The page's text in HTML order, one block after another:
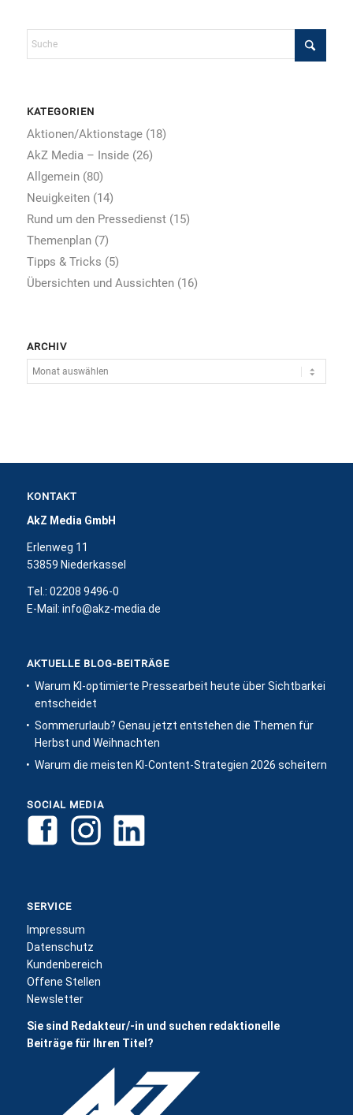
KATEGORIEN
Aktionen/Aktionstage(18)
AkZ Media – Inside(26)
Allgemein(80)
Neuigkeiten(14)
Rund um den Pressedienst(15)
Themenplan(7)
Tipps & Tricks (5)
Übersichten und Aussichten(16)
ARCHIV
KONTAKT
AkZ Media GmbH
Erlenweg 11
53859 Niederkassel
Tel.: 02208 9496-0
E-Mail: info@akz-media.de
AKTUELLE BLOG-BEITRÄGE
Warum KI-optimierte Pressearbeit heute über Sichtbarkeit
entscheidet
Sommerurlaub? Genau jetzt entstehen die Themen für
Herbst und Weihnachten
Warum die meisten KI-Content-Strategien 2026 scheitern
SOCIAL MEDIA
SERVICE
Impressum
Datenschutz
Kundenbereich
Offene Stellen
Newsletter
Sie sind Redakteur/-in und suchen redaktionelle
Beiträge für Ihren Titel?